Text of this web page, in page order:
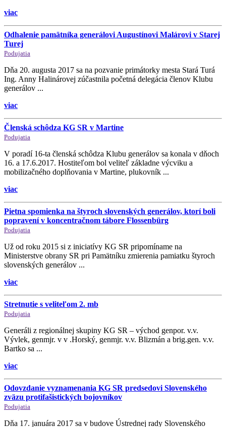
viac
Odhalenie pamätníka generálovi Augustínovi Malárovi v Starej
Turej
Podujatia
Dňa 20. augusta 2017 sa na pozvanie primátorky mesta Stará Turá
Ing. Anny Halinárovej zúčastnila početná delegácia členov Klubu
generálov ...
viac
Členská schôdza KG SR v Martine
Podujatia
V poradí 16-ta členská schôdza Klubu generálov sa konala v dňoch
16. a 17.6.2017. Hostiteľom bol veliteľ základne výcviku a
mobilizačného doplňovania v Martine, plukovník ...
viac
Pietna spomienka na štyroch slovenských generálov, ktorí boli
popravení v koncentračnom tábore Flossenbürg
Podujatia
Už od roku 2015 si z iniciatívy KG SR pripomíname na
Ministerstve obrany SR pri Pamätníku zmierenia pamiatku štyroch
slovenských generálov ...
viac
Stretnutie s veliteľom 2. mb
Podujatia
Generáli z regionálnej skupiny KG SR – východ genpor. v.v.
Vývlek, genmjr. v v .Horský, genmjr. v.v. Blizmán a brig.gen. v.v.
Bartko sa ...
viac
Odovzdanie vyznamenania KG SR predsedovi Slovenského
zväzu protifašistických bojovníkov
Podujatia
Dňa 17. januára 2017 sa v budove Ústrednej rady Slovenského